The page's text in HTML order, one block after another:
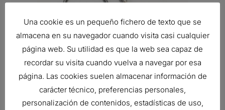
ABRAZADERA, PERNO U 3.25 PULG
(83 MM)
Una cookie es un pequeño fichero de texto que se
almacena en su navegador cuando visita casi cualquier
página web. Su utilidad es que la web sea capaz de
recordar su visita cuando vuelva a navegar por esa
página. Las cookies suelen almacenar información de
carácter técnico, preferencias personales,
personalización de contenidos, estadísticas de uso,